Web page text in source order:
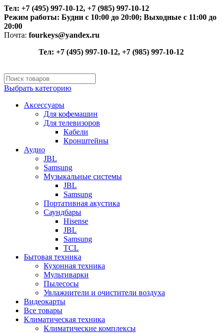
Тел: +7 (495) 997-10-12, +7 (985) 997-10-12
Режим работы: Будни с 10:00 до 20:00; Выходные с 11:00 до
20:00
Почта: fourkeys@yandex.ru
Тел: +7 (495) 997-10-12, +7 (985) 997-10-12
Выбрать категорию
Аксессуары
Для кофемашин
Для телевизоров
Кабели
Кронштейны
Аудио
JBL
Samsung
Музыкальные системы
JBL
Samsung
Портативная акустика
Саундбары
Hisense
JBL
Samsung
TCL
Бытовая техника
Кухонная техника
Мультиварки
Пылесосы
Увлажнители и очистители воздуха
Видеокарты
Все товары
Климатическая техника
Климатические комплексы